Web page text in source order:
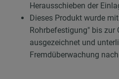
Herausschieben der
Dieses Produkt wurde
Rohrbefestigung" bis zur
ausgezeichnet und
Fremdüberwachung